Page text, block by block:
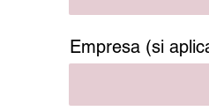
Empresa (si